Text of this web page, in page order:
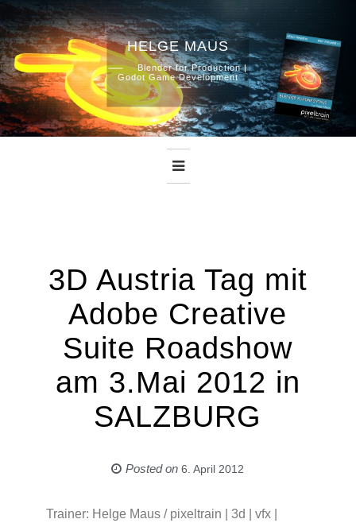
Skip
to
content
HELGE MAUS
Blender for Production |
Godot Game Development
3D Austria Tag mit
Adobe Creative
Suite Roadshow
am 3.Mai 2012 in
SALZBURG
Posted on 6. April 2012
Trainer: Helge Maus / pixeltrain | 3d | vfx |